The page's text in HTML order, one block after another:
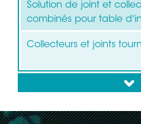
Solution de joint et
combinés pour table
Collecteurs et joints
down